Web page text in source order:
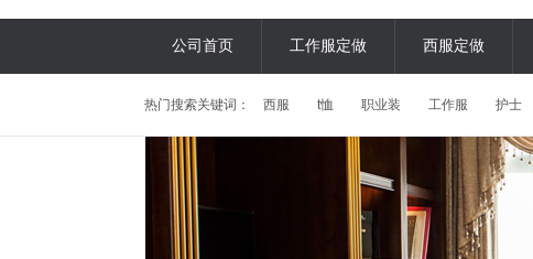
公司首页 工作服定做 西服定做
热门搜索关键词： 西服 t恤 职业装 工作服 护士